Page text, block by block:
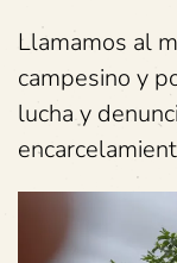
Llamamos al
campesino y
lucha y